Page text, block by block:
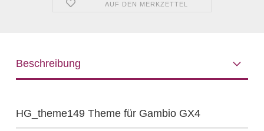
AUF DEN MERKZETTEL
Beschreibung
HG_theme149 Theme für Gambio GX4